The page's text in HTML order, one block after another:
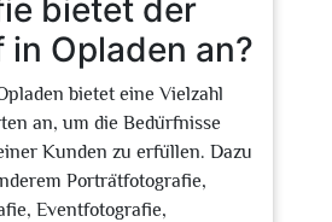
bietet der
in Opladen an?
bietet eine Vielzahl
an, um die Bedürfnisse
Kunden zu erfüllen. Dazu
Porträtfotografie,
Eventfotografie,